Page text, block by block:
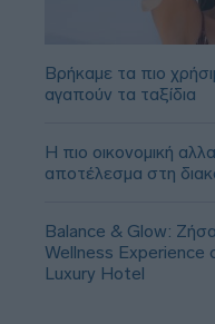
Βρήκαμε τα πιο
αγαπούν τα ταξίδια
Η πιο οικονομική
αποτέλεσμα στη
Balance & Glow:
Wellness Experience
Luxury Hotel